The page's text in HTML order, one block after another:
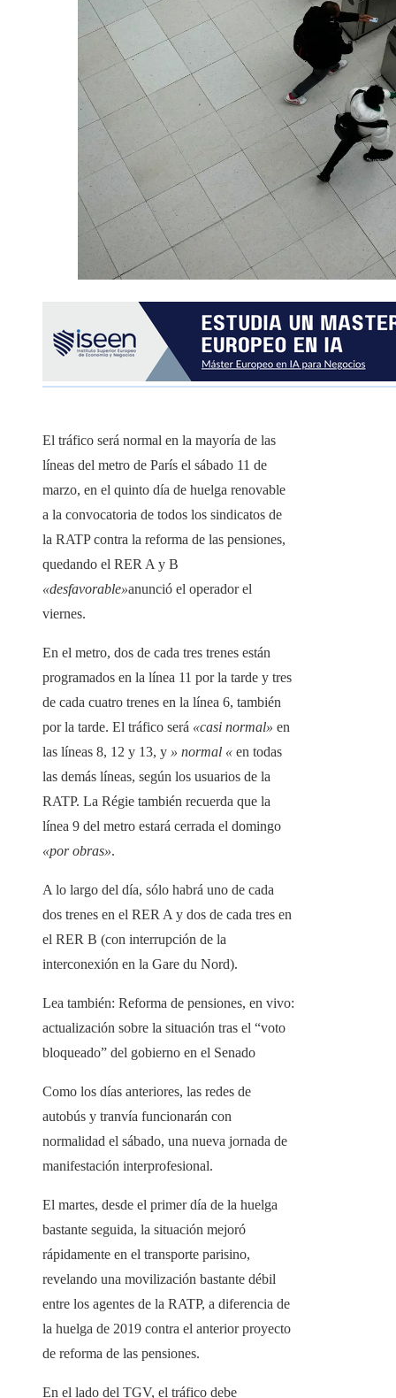
El tráfico será normal en la mayoría de las
líneas del metro de París el sábado 11 de
marzo, en el quinto día de huelga renovable
a la convocatoria de todos los sindicatos de
la RATP contra la reforma de las pensiones,
quedando el RER A y B
«desfavorable»anunció el operador el
viernes.
En el metro, dos de cada tres trenes están
programados en la línea 11 por la tarde y tres
de cada cuatro trenes en la línea 6, también
por la tarde. El tráfico será «casi normal» en
las líneas 8, 12 y 13, y » normal « en todas
las demás líneas, según los usuarios de la
RATP. La Régie también recuerda que la
línea 9 del metro estará cerrada el domingo
«por obras».
A lo largo del día, sólo habrá uno de cada
dos trenes en el RER A y dos de cada tres en
el RER B (con interrupción de la
interconexión en la Gare du Nord).
Lea también: Reforma de pensiones, en vivo:
actualización sobre la situación tras el “voto
bloqueado” del gobierno en el Senado
Como los días anteriores, las redes de
autobús y tranvía funcionarán con
normalidad el sábado, una nueva jornada de
manifestación interprofesional.
El martes, desde el primer día de la huelga
bastante seguida, la situación mejoró
rápidamente en el transporte parisino,
revelando una movilización bastante débil
entre los agentes de la RATP, a diferencia de
la huelga de 2019 contra el anterior proyecto
de reforma de las pensiones.
En el lado del TGV, el tráfico debe